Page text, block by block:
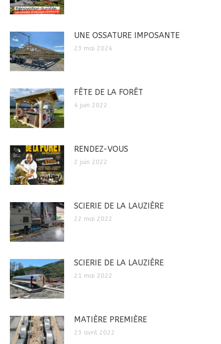
UNE OSSATURE IMPOSANTE
23 mai 2024
FÊTE DE LA FORÊT
4 juin 2022
RENDEZ-VOUS
2 juin 2022
SCIERIE DE LA LAUZIÈRE
22 mai 2022
SCIERIE DE LA LAUZIÈRE
21 mai 2022
MATIÈRE PREMIÈRE
23 avril 2022